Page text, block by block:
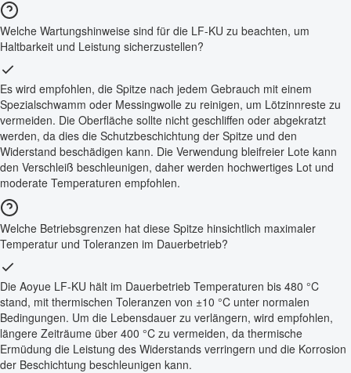
Welche Wartungshinweise sind für die LF-KU zu beachten, um
Haltbarkeit und Leistung sicherzustellen?
Es wird empfohlen, die Spitze nach jedem Gebrauch mit einem
Spezialschwamm oder Messingwolle zu reinigen, um Lötzinnreste zu
vermeiden. Die Oberfläche sollte nicht geschliffen oder abgekratzt
werden, da dies die Schutzbeschichtung der Spitze und den
Widerstand beschädigen kann. Die Verwendung bleifreier Lote kann
den Verschleiß beschleunigen, daher werden hochwertiges Lot und
moderate Temperaturen empfohlen.
Welche Betriebsgrenzen hat diese Spitze hinsichtlich maximaler
Temperatur und Toleranzen im Dauerbetrieb?
Die Aoyue LF-KU hält im Dauerbetrieb Temperaturen bis 480 °C
stand, mit thermischen Toleranzen von ±10 °C unter normalen
Bedingungen. Um die Lebensdauer zu verlängern, wird empfohlen,
längere Zeiträume über 400 °C zu vermeiden, da thermische
Ermüdung die Leistung des Widerstands verringern und die Korrosion
der Beschichtung beschleunigen kann.